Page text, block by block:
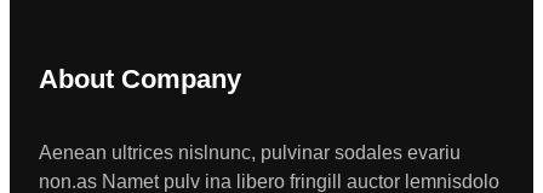
About Company
Aenean ultrices nislnunc, pulvinar sodales evariu
non.as Namet pulv ina libero fringill auctor lemnisdolo